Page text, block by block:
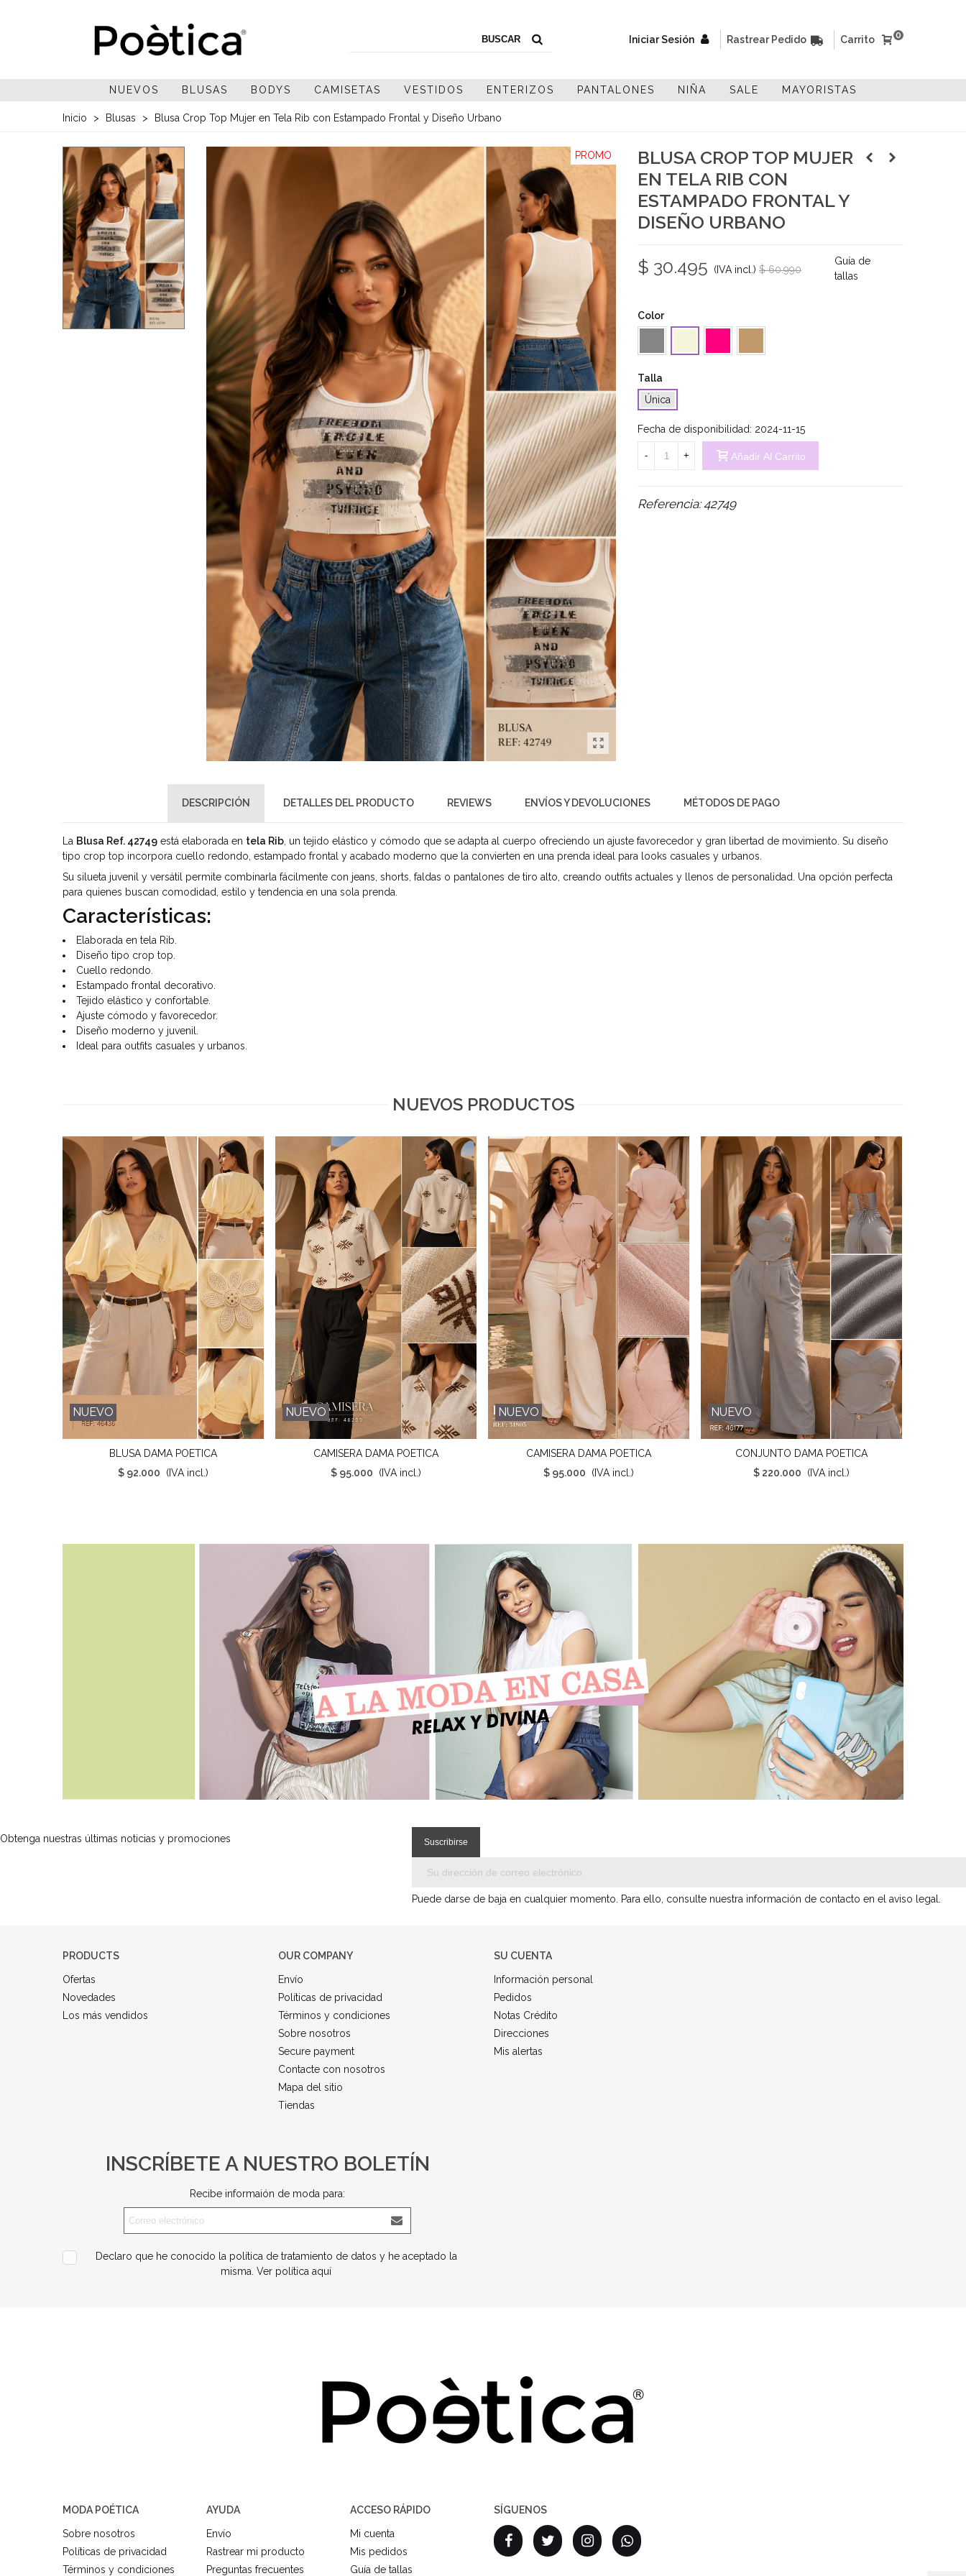
Iniciar Sesión Rastrear Pedido 0
Carrito
NUEVOS BLUSAS BODYS CAMISETAS VESTIDOS ENTERIZOS PANTALONES NIÑA SALE MAYORISTAS
Inicio > Blusas > Blusa Crop Top Mujer en Tela Rib con Estampado Frontal y Diseño Urbano
PROMO
BLUSA CROP TOP MUJER
EN TELA RIB CON
ESTAMPADO FRONTAL Y
DISEÑO URBANO
$ 30.495 (IVA incl.) $ 60.990
Guía de
tallas
Color
Talla
Única
Fecha de disponibilidad: 2024-11-15
- + Añadir Al Carrito
Referencia: 42749
DESCRIPCIÓN DETALLES DEL PRODUCTO REVIEWS ENVÍOS Y DEVOLUCIONES MÉTODOS DE PAGO
La Blusa Ref. 42749 está elaborada en tela Rib, un tejido elástico y cómodo que se adapta al cuerpo ofreciendo un ajuste favorecedor y gran libertad de movimiento. Su diseño
tipo crop top incorpora cuello redondo, estampado frontal y acabado moderno que la convierten en una prenda ideal para looks casuales y urbanos.
Su silueta juvenil y versátil permite combinarla fácilmente con jeans, shorts, faldas o pantalones de tiro alto, creando outfits actuales y llenos de personalidad. Una opción perfecta
para quienes buscan comodidad, estilo y tendencia en una sola prenda.
Características:
Elaborada en tela Rib.
Diseño tipo crop top.
Cuello redondo.
Estampado frontal decorativo.
Tejido elástico y confortable.
Ajuste cómodo y favorecedor.
Diseño moderno y juvenil.
Ideal para outfits casuales y urbanos.
NUEVOS PRODUCTOS
NUEVO
Favorito
BLUSA DAMA POETICA
$ 92.000
(IVA incl.)
NUEVO
Favorito
CAMISERA DAMA POETICA
$ 95.000
(IVA incl.)
NUEVO
Favorito
CAMISERA DAMA POETICA
$ 95.000
(IVA incl.)
NUEVO
Favorito
CONJUNTO DAMA POETICA
$ 220.000
(IVA incl.)
Obtenga nuestras últimas noticias y promociones
Puede darse de baja en cualquier momento. Para ello, consulte nuestra información de contacto en el aviso legal.
PRODUCTS
Ofertas
Novedades
Los más vendidos
OUR COMPANY
Envío
Políticas de privacidad
Términos y condiciones
Sobre nosotros
Secure payment
Contacte con nosotros
Mapa del sitio
Tiendas
SU CUENTA
Información personal
Pedidos
Notas Crédito
Direcciones
Mis alertas
INSCRÍBETE A NUESTRO BOLETÍN
Recibe informaión de moda para:
Declaro que he conocido la política de tratamiento de datos y he aceptado la
misma. Ver política aquí
MODA POÉTICA
Sobre nosotros
Políticas de privacidad
Términos y condiciones
AYUDA
Envío
Rastrear mi producto
Preguntas frecuentes
ACCESO RÁPIDO
Mi cuenta
Mis pedidos
Guía de tallas
SÍGUENOS